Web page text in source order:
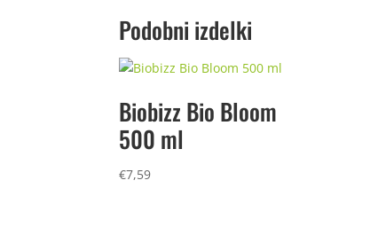
Podobni izdelki
Biobizz Bio Bloom
500 ml
€7,59